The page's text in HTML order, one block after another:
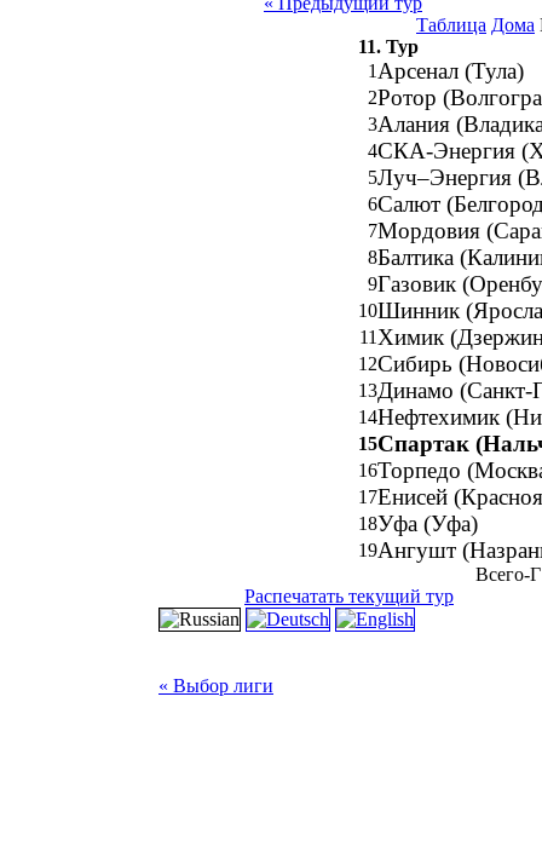
Таблица Дома
11. Тур
1 Арсенал (Тула)
2Ротор
3Алания
4СКА-Энергия
5Луч–Энергия
6Салют
7Мордовия
8Балтика
9Газовик
10Шинник
11 Химик
12Сибирь
13Динамо (Санкт-
14Нефтехимик
15Спартак
16Торпедо
17Енисей
18Уфа (Уфа)
19Ангушт
Распечатать текущий тур
« Выбор лиги